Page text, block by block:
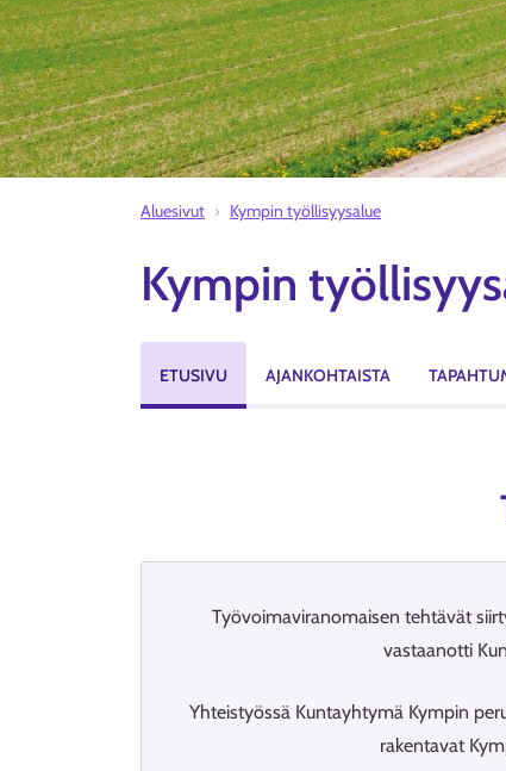
Aluesivut Kympin työllisyysalue
Kympin
ETUSIVU AJANKOHTAISTA
Työvoimaviranomaisen tehtävät
vastaanotti
Yhteistyössä Kuntayhtymä Kympin
rakentavat